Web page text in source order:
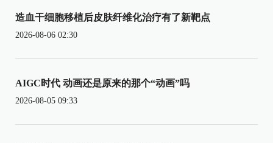
造血干细胞移植后皮肤纤维化治疗有了新靶点
2026-08-06 02:30
AIGC时代 动画还是原来的那个“动画”吗
2026-08-05 09:33